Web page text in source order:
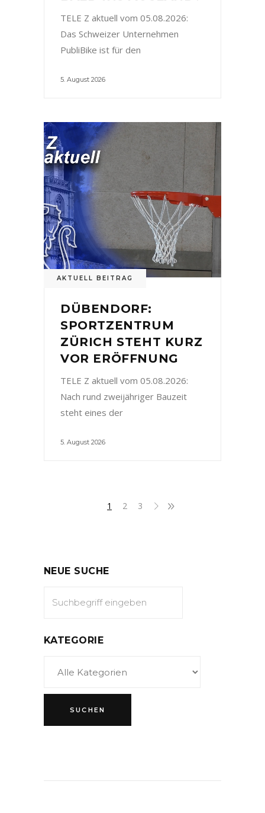
TELE Z aktuell vom 05.08.2026:
Das Schweizer Unternehmen
PubliBike ist für den
5. August 2026
AKTUELL BEITRAG
DÜBENDORF:
SPORTZENTRUM
ZÜRICH STEHT KURZ
VOR ERÖFFNUNG
TELE Z aktuell vom 05.08.2026:
Nach rund zweijähriger Bauzeit
steht eines der
5. August 2026
1 2 3
NEUE SUCHE
KATEGORIE